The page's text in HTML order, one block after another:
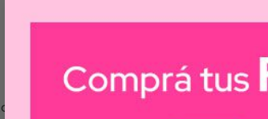
ideal para el recién nacido, con doble